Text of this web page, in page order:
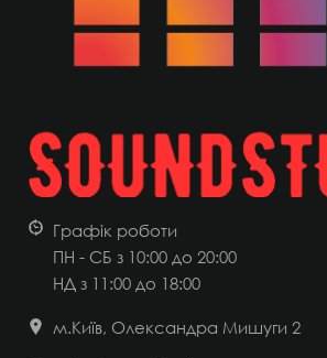
Графік роботи
ПН - СБ з 10:00 до 20:00
НД з 11:00 до 18:00
м.Київ, Олександра Мишуги 2